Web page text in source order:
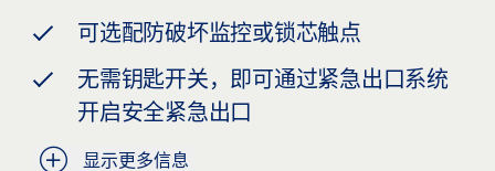
可选配防破坏监控或锁芯触点
无需钥匙开关，即可通过紧急出口系统
开启安全紧急出口
显示更多信息